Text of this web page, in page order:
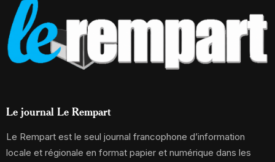
Le journal Le Rempart
Le Rempart est le seul journal francophone d’information
locale et régionale en format papier et numérique dans les